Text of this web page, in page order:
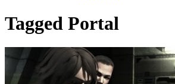
Tagged Portal